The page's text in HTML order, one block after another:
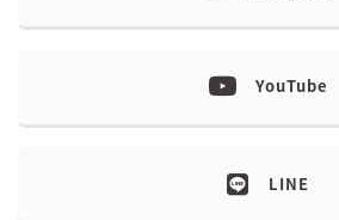
YouTube
LINE